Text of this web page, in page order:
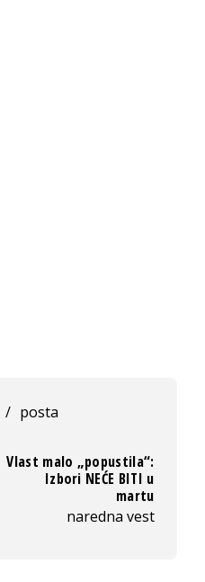
/ posta
Vlast malo „popustila“:
Izbori NEĆE BITI u
martu
naredna vest